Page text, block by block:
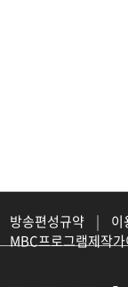
방송편성규약 | 이
MBC프로그램제작